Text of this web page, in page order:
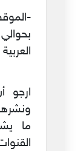
-
العربية 7%.
ارجو
ما